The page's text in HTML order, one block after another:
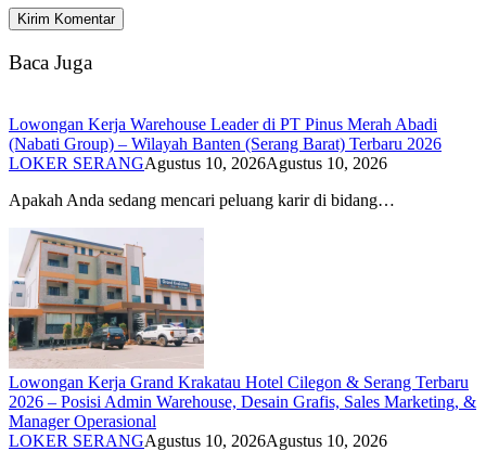
Baca Juga
Lowongan Kerja Warehouse Leader di PT Pinus Merah Abadi
(Nabati Group) – Wilayah Banten (Serang Barat) Terbaru 2026
LOKER SERANGAgustus 10, 2026Agustus 10, 2026
Apakah Anda sedang mencari peluang karir di bidang…
Lowongan Kerja Grand Krakatau Hotel Cilegon & Serang Terbaru
2026 – Posisi Admin Warehouse, Desain Grafis, Sales Marketing, &
Manager Operasional
LOKER SERANGAgustus 10, 2026Agustus 10, 2026